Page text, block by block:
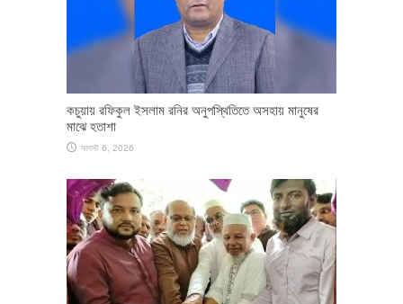
কচুয়ায় রফিকুল ইসলাম রনির অনুপস্থিতিতে অসহায় মানুষের
মাঝে হতাশা
আগস্ট 6, 2026